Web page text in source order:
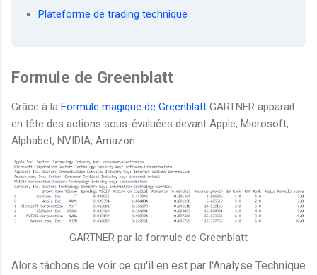
Plateforme de trading technique
Formule de Greenblatt
Grâce à la Formule magique de Greenblatt GARTNER apparait
en tête des actions sous-évaluées devant Apple, Microsoft,
Alphabet, NVIDIA, Amazon :
GARTNER par la formule de Greenblatt
Alors tâchons de voir ce qu'il en est par l'Analyse Technique